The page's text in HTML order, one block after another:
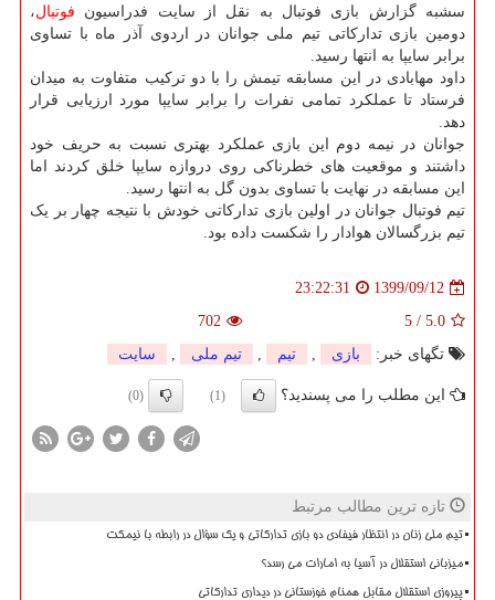
سشبه گزارش بازی فوتبال به نقل از سایت فدراسیون فوتبال،
دومین بازی تدارکاتی تیم ملی جوانان در اردوی آذر ماه با تساوی
برابر سایپا به انتها رسید.
داود مهابادی در این مسابقه تیمش را با دو ترکیب متفاوت به میدان
فرستاد تا عملکرد تمامی نفرات را برابر سایپا مورد ارزیابی قرار
دهد.
جوانان در نیمه دوم این بازی عملکرد بهتری نسبت به حریف خود
داشتند و موقعیت های خطرناکی روی دروازه سایپا خلق کردند اما
این مسابقه در نهایت با تساوی بدون گل به انتها رسید.
تیم فوتبال جوانان در اولین بازی تدارکاتی خودش با نتیجه چهار بر یک
تیم بزرگسالان هوادار را شکست داده بود.
1399/09/12
23:22:31
5.0
/
5
702
تگهای خبر:
بازی , تیم , تیم ملی , سایت
این مطلب را می پسندید؟ (1)
(0)
تازه ترین مطالب مرتبط
تیم ملی زنان در انتظار فیفادی دو بازی تدارکاتی و یک سؤال در رابطه با نیمکت
میزبانی استقلال در آسیا به امارات می رسد؟
پیروزی استقلال مقابل همنام خوزستانی در دیداری تدارکاتی